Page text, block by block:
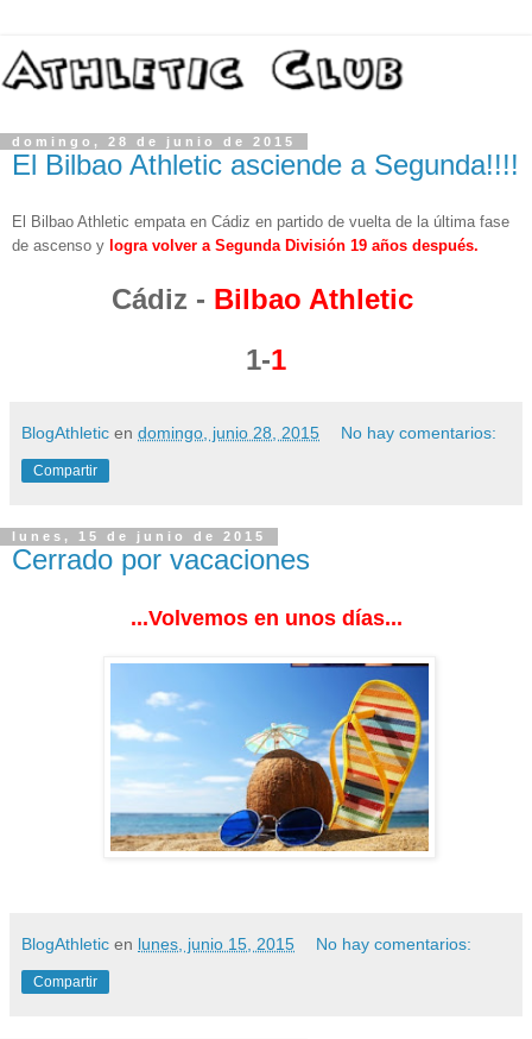
domingo, 28 de junio de 2015
El Bilbao Athletic asciende a Segunda!!!!
El Bilbao Athletic empata en Cádiz en partido de vuelta de la última fase
de ascenso y logra volver a Segunda División 19 años después.
Cádiz - Bilbao Athletic
1-1
BlogAthletic en domingo, junio 28, 2015 No hay comentarios:
Compartir
lunes, 15 de junio de 2015
Cerrado por vacaciones
...Volvemos en unos días...
BlogAthletic en lunes, junio 15, 2015 No hay comentarios:
Compartir